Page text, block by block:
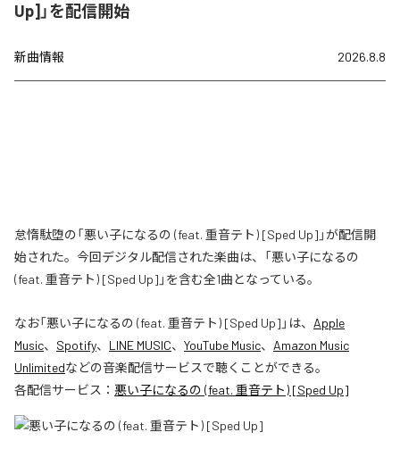
Up]」を配信開始
新曲情報 2026.8.8
怠惰駄堕の「悪い子になるの (feat. 重音テト) [Sped Up]」が配信開
始された。今回デジタル配信された楽曲は、「悪い子になるの
(feat. 重音テト) [Sped Up]」を含む全1曲となっている。
なお「悪い子になるの (feat. 重音テト) [Sped Up] 」は、 Apple
Music、 Spotify、 LINE MUSIC、 YouTube Music、 Amazon Music
Unlimitedなどの音楽配信サービスで聴くことができる。
各配信サービス： 悪い子になるの (feat. 重音テト) [Sped Up]